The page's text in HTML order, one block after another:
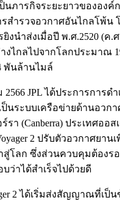
ป็นภารกิจระยะยาวขององ
สำรวจอวกาศอันไกลโพ้น โ
ยิงนำส่งเมื่อปี พ.ศ.2520 (ค.
งไกลไปจากโลกประมาณ
พันล้านไมล์
JPL ได้ประการการด
นระบบเครือข่ายด้านอวก
รา (Canberra) ประเทศออส
2 ปรับตัวอวกาศยาน
ลก ซึ่งส่วนควบคุมต้องรอ
ว่าได้สำเร็จไปด้วยดี
2 ได้เริ่มส่งสัญญาณที่เป็